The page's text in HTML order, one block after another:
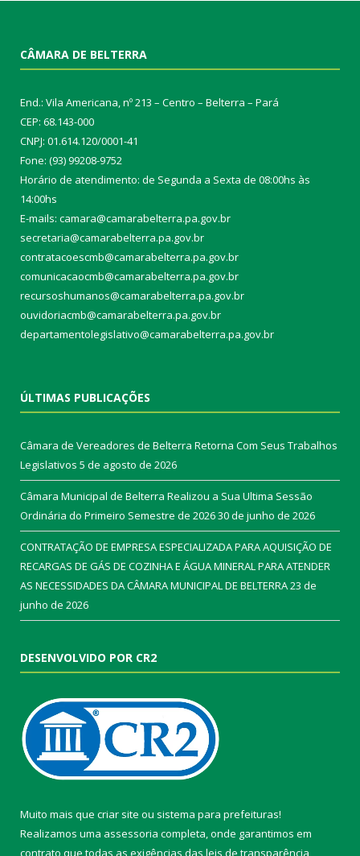
CÂMARA DE BELTERRA
End.: Vila Americana, nº 213 – Centro – Belterra – Pará
CEP: 68.143-000
CNPJ: 01.614.120/0001-41
Fone: (93) 99208-9752
Horário de atendimento: de Segunda a Sexta de 08:00hs às
14:00hs
E-mails: camara@camarabelterra.pa.gov.br
secretaria@camarabelterra.pa.gov.br
contratacoescmb@camarabelterra.pa.gov.br
comunicacaocmb@camarabelterra.pa.gov.br
recursoshumanos@camarabelterra.pa.gov.br
ouvidoriacmb@camarabelterra.pa.gov.br
departamentolegislativo@camarabelterra.pa.gov.br
ÚLTIMAS PUBLICAÇÕES
Câmara de Vereadores de Belterra Retorna Com Seus Trabalhos
Legislativos 5 de agosto de 2026
Câmara Municipal de Belterra Realizou a Sua Ultima Sessão
Ordinária do Primeiro Semestre de 202630 de junho de 2026
CONTRATAÇÃO DE EMPRESA ESPECIALIZADA PARA AQUISIÇÃO DE
RECARGAS DE GÁS DE COZINHA E ÁGUA MINERAL PARA ATENDER
AS NECESSIDADES DA CÂMARA MUNICIPAL DE BELTERRA23 de
junho de 2026
DESENVOLVIDO POR CR2
Muito mais que criar site ou sistema para prefeituras!
Realizamos uma assessoria completa, onde garantimos em
contrato que todas as exigências das leis de transparência